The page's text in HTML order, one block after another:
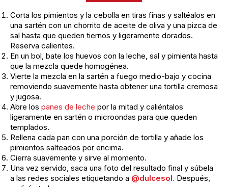
Corta los pimientos y la cebolla en tiras finas y saltéalos en
una sartén con un chorrito de aceite de oliva y una pizca de
sal hasta que queden tiernos y ligeramente dorados.
Reserva calientes.
En un bol, bate los huevos con la leche, sal y pimienta hasta
que la mezcla quede homogénea.
Vierte la mezcla en la sartén a fuego medio-bajo y cocina
removiendo suavemente hasta obtener una tortilla cremosa
y jugosa.
Abre los panes de leche por la mitad y caliéntalos
ligeramente en sartén o microondas para que queden
templados.
Rellena cada pan con una porción de tortilla y añade los
pimientos salteados por encima.
Cierra suavemente y sirve al momento.
Una vez servido, saca una foto del resultado final y súbela
a las redes sociales etiquetando a @dulcesol. Después,